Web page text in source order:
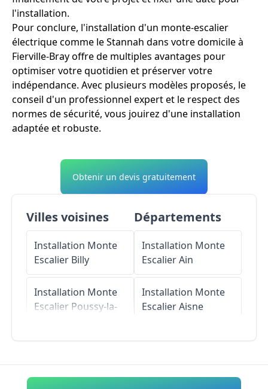
l'installation.
Pour conclure, l'installation d'un monte-escalier
électrique comme le Stannah dans votre domicile à
Fierville-Bray offre de multiples avantages pour
optimiser votre quotidien et préserver votre
indépendance. Avec plusieurs modèles proposés, le
conseil d'un professionnel expert et le respect des
normes de sécurité, vous jouirez d'une installation
adaptée et robuste.
Obtenir un devis gratuitement
Villes voisines
Installation Monte
Escalier Billy
Installation Monte
Escalier Poussy-la-
EscalierSaint-
Départements
Installation Monte
EscalierAin
Installation Monte
EscalierAisne
Installation Monte